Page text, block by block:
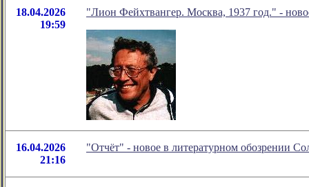
18.04.2026
19:59
"Лион Фейхтвангер. Москва, 1937 год." -
16.04.2026
21:16
"Отчёт" - новое в литературном обозрении